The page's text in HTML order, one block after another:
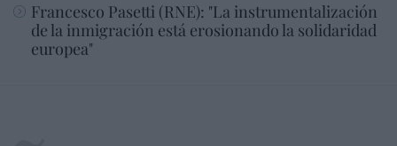
Francesco Pasetti (RNE): "La instrumentalización
de la inmigración está erosionando la solidaridad
europea"